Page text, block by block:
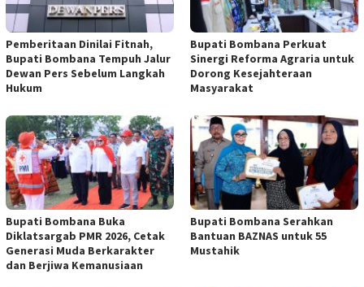
Pemberitaan Dinilai Fitnah,
Bupati Bombana Tempuh Jalur
Dewan Pers Sebelum Langkah
Hukum
Bupati Bombana Perkuat
Sinergi Reforma Agraria untuk
Dorong Kesejahteraan
Masyarakat
Bupati Bombana Buka
Diklatsargab PMR 2026, Cetak
Generasi Muda Berkarakter
dan Berjiwa Kemanusiaan
Bupati Bombana Serahkan
Bantuan BAZNAS untuk 55
Mustahik